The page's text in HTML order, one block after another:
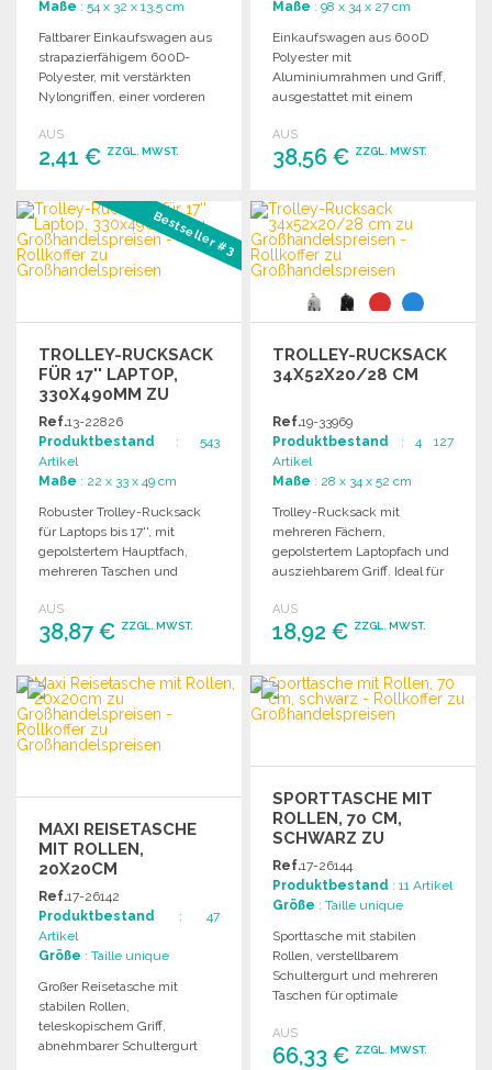
Maße : 54 x 32 x 13.5 cm
Faltbarer Einkaufswagen aus
strapazierfähigem 600D-
Polyester, mit verstärkten
Nylongriffen, einer vorderen
verschiedenen Farben.
AUS
2,41 € ZZGL. MWST.
BESTELLEN
Angebot anfordern
Maße : 98 x 34 x 27 cm
Einkaufswagen aus 600D
Polyester mit
Aluminiumrahmen und Griff,
ausgestattet mit einem
Frische.
AUS
38,56 € ZZGL. MWST.
BESTELLEN
Angebot anfordern
Bestseller #3
TROLLEY-RUCKSACK
FÜR 17'' LAPTOP,
330X490MM ZU
GROSSHANDELSPREISEN
Ref.13-22826
Produktbestand : 543
Artikel
Maße : 22 x 33 x 49 cm
Robuster Trolley-Rucksack
für Laptops bis 17'', mit
gepolstertem Hauptfach,
mehreren Taschen und
Personalisierung.
AUS
38,87 € ZZGL. MWST.
BESTELLEN
Angebot anfordern
TROLLEY-RUCKSACK
34X52X20/28 CM
Ref.19-33969
Produktbestand : 4 127
Artikel
Maße : 28 x 34 x 52 cm
Trolley-Rucksack mit
mehreren Fächern,
gepolstertem Laptopfach und
ausziehbarem Griff. Ideal für
AUS
18,92 € ZZGL. MWST.
BESTELLEN
Angebot anfordern
MAXI REISETASCHE
MIT ROLLEN,
20X20CM
Ref.17-26142
Produktbestand : 47
Artikel
Größe : Taille unique
Großer Reisetasche mit
stabilen Rollen,
teleskopischem Griff,
abnehmbarer Schultergurt
SPORTTASCHE MIT
ROLLEN, 70 CM,
SCHWARZ ZU
GROSSHANDELSPREISEN
Ref.17-26144
Produktbestand : 11 Artikel
Größe : Taille unique
Sporttasche mit stabilen
Rollen, verstellbarem
Schultergurt und mehreren
Taschen für optimale
beim Transport.
AUS
66,33 € ZZGL. MWST.